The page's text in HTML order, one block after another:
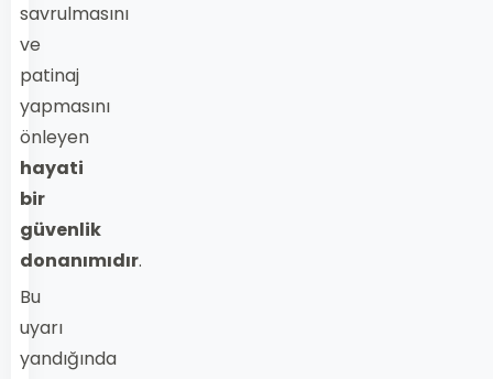
savrulmasını
ve
patinaj
yapmasını
önleyen
hayati
bir
güvenlik
donanımıdır.
Bu
uyarı
yandığında